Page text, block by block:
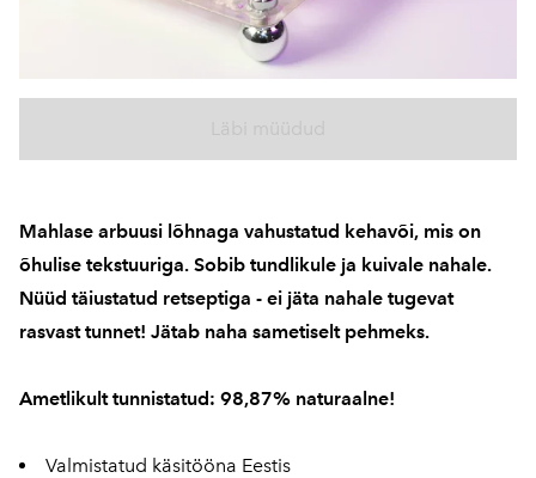
Mahlase arbuusi lõhnaga vahustatud kehavõi, mis on
õhulise tekstuuriga. Sobib tundlikule ja kuivale nahale.
Nüüd täiustatud retseptiga - ei jäta nahale tugevat
rasvast tunnet! Jätab naha sametiselt pehmeks.
Ametlikult tunnistatud: 98,87% naturaalne!
Valmistatud käsitööna Eestis